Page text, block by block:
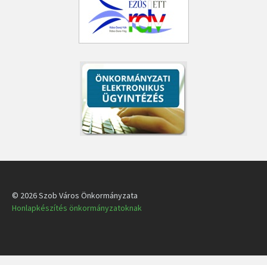
© 2026 Szob Város Önkormányzata
Honlapkészítés önkormányzatoknak